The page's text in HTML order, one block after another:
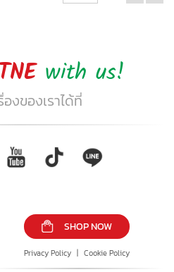
with us!
งของเราได้ที่
SHOP NOW
Privacy Policy | Cookie Policy